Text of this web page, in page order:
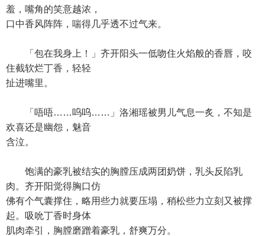
羞，嘴角的笑意越浓，
口中香风阵阵，喘得几乎透不过气来。
「包在我身上！」齐开阳头一低吻住火焰般的香唇，咬
住截软烂丁香，轻轻
扯进嘴里。
「唔唔……呜呜……」洛湘瑶被男儿气息一炙，不知是
欢喜还是幽怨，魅音
含泣。
饱满的豪乳被结实的胸膛压成两团奶饼，乳头反陷乳
肉。齐开阳觉得胸口仿
佛有个气囊撑住，略用些力就要压塌，稍松些力立刻又被撑
起。吸吮丁香时身体
肌肉牵引，胸膛磨蹭着豪乳，舒爽万分。